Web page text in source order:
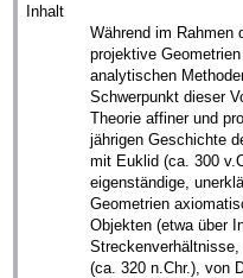
Inhalt
Während im Rahmen
projektive
analytischen
Schwerpunkt dieser
Theorie affiner und
jährigen Geschichte
mit Euklid (ca. 300
eigenständige,
Geometrien
Objekten (etwa über
(ca. 320 n.Chr.), von